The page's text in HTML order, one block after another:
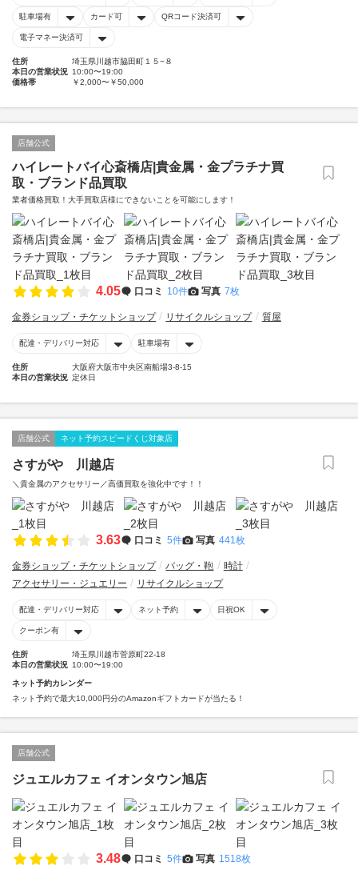
駐車場有 カード可 QRコード決済可
電子マネー決済可
住所
埼玉県川越市脇田町１５−８
本日の営業状況 10:00〜19:00
価格帯
￥2,000〜￥50,000
店舗公式
ハイレートバイ心斎橋店|貴金属・金プラチナ買
取・ブランド品買取
業者価格買取！大手買取店様にできないことを可能にします！
4.05 口コミ 10件 写真 7枚
金券ショップ・チケットショップ リサイクルショップ 質屋
配達・デリバリー対応 駐車場有
住所
大阪府大阪市中央区南船場3-8-15
本日の営業状況 定休日
店舗公式 ネット予約スピードくじ対象店
さすがや 川越店
＼貴金属のアクセサリー／高価買取を強化中です！！
3.63 口コミ 5件 写真 441枚
金券ショップ・チケットショップ バッグ・鞄
時計
アクセサリー・ジュエリー
リサイクルショップ
配達・デリバリー対応 ネット予約 日祝OK
クーポン有
住所
埼玉県川越市菅原町22-18
本日の営業状況 10:00〜19:00
ネット予約カレンダー
ネット予約で最大10,000円分のAmazonギフトカードが当たる！
店舗公式
ジュエルカフェ イオンタウン旭店
3.48 口コミ 5件 写真 1518枚